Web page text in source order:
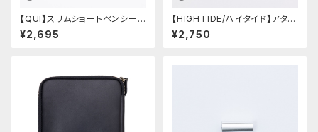
【QUI】スリムショートペンシー
ス・クードゥー (ストーン)
¥2,695
【HIGHTIDE/ハイタイド】アタシ
ェ マーブル万年筆 (ブラック)
¥2,750